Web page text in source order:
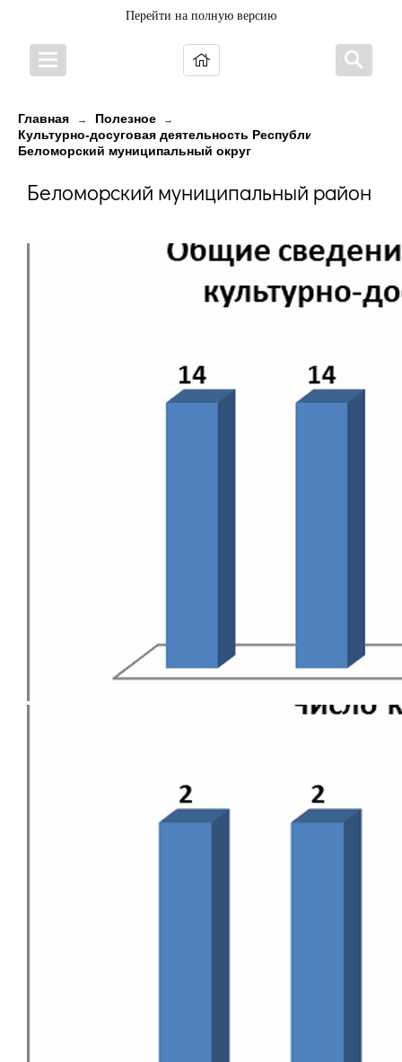
Перейти на полную версию
Главная → Полезное →
Культурно-досуговая деятельность Республики Карелия
Беломорский муниципальный округ
Беломорский муниципальный район